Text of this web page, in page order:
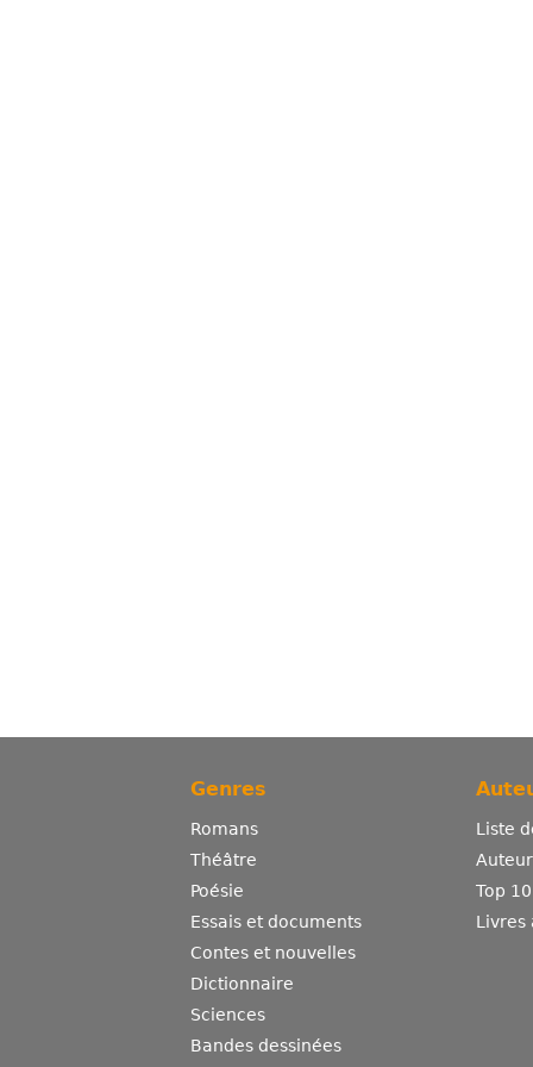
Genres
Romans
Théâtre
Poésie
Essais et documents
Contes et nouvelles
Dictionnaire
Sciences
Bandes dessinées
Liste
Top
Livres